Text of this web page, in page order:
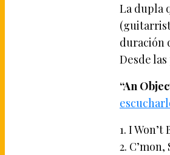
La dupla
duración
Desde
“An
1. I
2.